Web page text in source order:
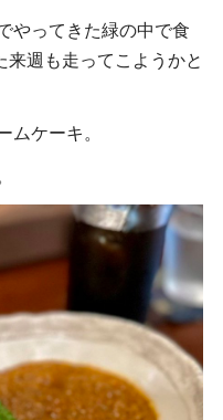
やってきた緑の中で食
週も走ってこようかと
ケーキ。